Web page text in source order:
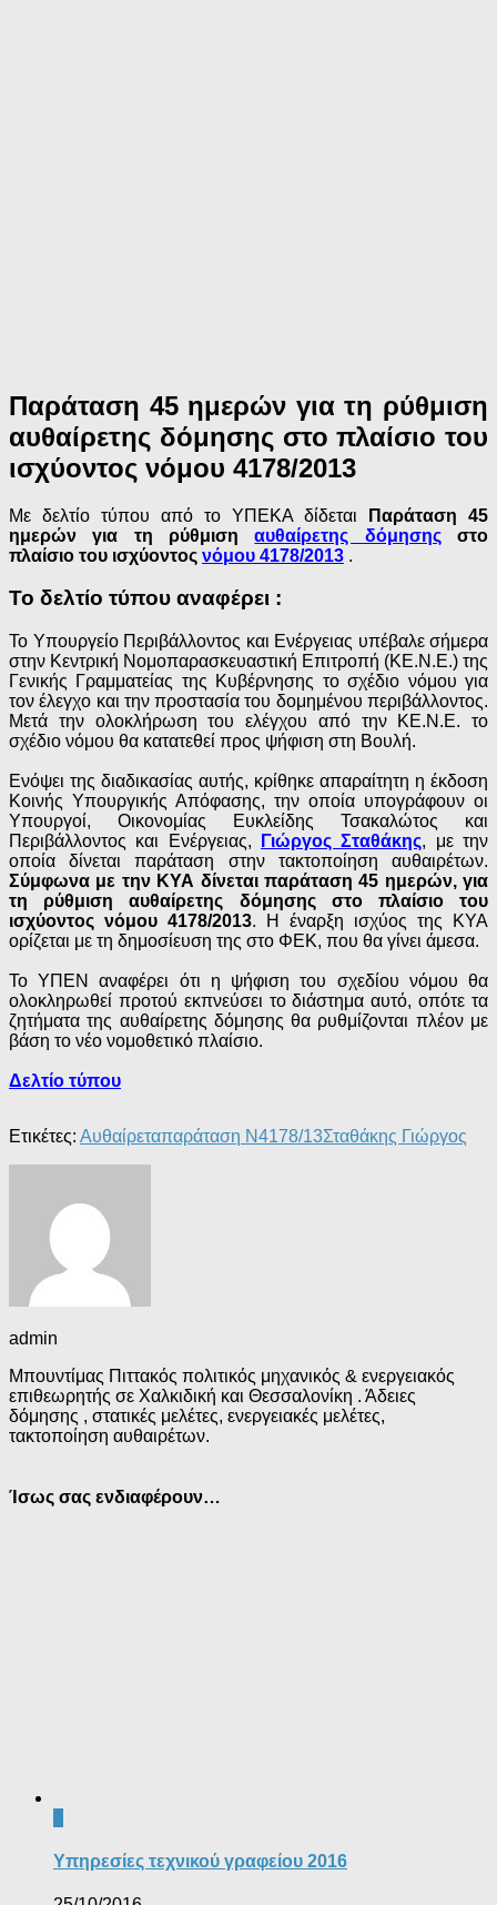
Παράταση 45 ημερών για τη ρύθμιση
αυθαίρετης δόμησης στο πλαίσιο του
ισχύοντος νόμου 4178/2013
Με δελτίο τύπου από το ΥΠΕΚΑ δίδεται
Παράταση 45
ημερών για τη ρύθμισηαυθαίρετης δόμησηςστο
πλαίσιο του ισχύοντος νόμου 4178/2013 .
Το δελτίο τύπου αναφέρει :
Το Υπουργείο Περιβάλλοντος και Ενέργειας υπέβαλε σήμερα
στην Κεντρική Νομοπαρασκευαστική Επιτροπή (ΚΕ.Ν.Ε.) της
Γενικής Γραμματείας της Κυβέρνησης το σχέδιο νόμου για
τον έλεγχο και την προστασία του δομημένου περιβάλλοντος.
Μετά την ολοκλήρωση του ελέγχου από την ΚΕ.Ν.Ε. το
σχέδιο νόμου θα κατατεθεί προς ψήφιση στη Βουλή.
Ενόψει της διαδικασίας αυτής, κρίθηκε απαραίτητη η έκδοση
Κοινής Υπουργικής Απόφασης, την οποία υπογράφουν οι
Υπουργοί, Οικονομίας Ευκλείδης Τσακαλώτος και
Περιβάλλοντος και Ενέργειας,
Γιώργος Σταθάκης, με την
οποία δίνεται παράταση στην τακτοποίηση αυθαιρέτων.
Σύμφωνα με την ΚΥΑ δίνεται παράταση 45 ημερών, για
τη ρύθμιση αυθαίρετης δόμησης στο πλαίσιο του
ισχύοντος νόμου 4178/2013. Η έναρξη ισχύος της ΚΥΑ
ορίζεται με τη δημοσίευση της στο ΦΕΚ, που θα γίνει άμεσα.
Το ΥΠΕΝ αναφέρει ότι η ψήφιση του σχεδίου νόμου θα
ολοκληρωθεί προτού εκπνεύσει το διάστημα αυτό, οπότε τα
ζητήματα της αυθαίρετης δόμησης θα ρυθμίζονται πλέον με
βάση το νέο νομοθετικό πλαίσιο.
Δελτίο τύπου
Ετικέτες: Αυθαίρεταπαράταση Ν4178/13Σταθάκης Γιώργος
admin
Μπουντίμας Πιττακός πολιτικός μηχανικός & ενεργειακός
επιθεωρητής σε Χαλκιδική και Θεσσαλονίκη . Άδειες
δόμησης , στατικές μελέτες, ενεργειακές μελέτες,
τακτοποίηση αυθαιρέτων.
Ίσως σας ενδιαφέρουν…
Υπηρεσίες τεχνικού γραφείου 2016